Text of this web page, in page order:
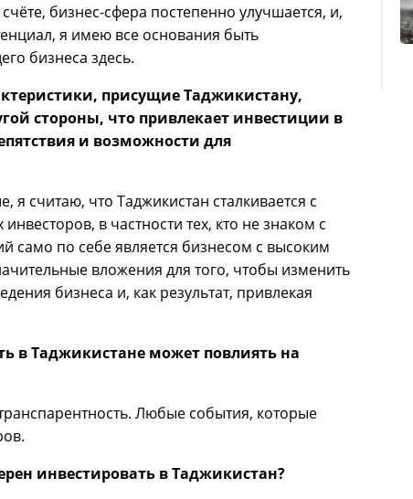
бизнес-сфера постепенно улучшается, и,
я имею все основания быть
бизнеса здесь.
присущие Таджикистану,
стороны, что привлекает инвестиции в
и возможности для
считаю, что Таджикистан сталкивается с
в частности тех, кто не знаком с
само по себе является бизнесом с высоким
вложения для того, чтобы изменить
бизнеса и, как результат, привлекая
в Таджикистане может повлиять на
Любые события, которые
инвестировать в Таджикистан?